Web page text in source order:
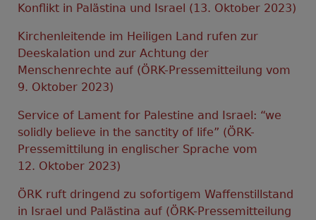
Konflikt in Palästina und Israel (13. Oktober 2023)
Kirchenleitende im Heiligen Land rufen zur
Deeskalation und zur Achtung der
Menschenrechte auf (ÖRK-Pressemitteilung vom
9. Oktober 2023)
Service of Lament for Palestine and Israel: “we
solidly believe in the sanctity of life” (ÖRK-
Pressemittilung in englischer Sprache vom
12. Oktober 2023)
ÖRK ruft dringend zu sofortigem Waffenstillstand
in Israel und Palästina auf (ÖRK-Pressemitteilung